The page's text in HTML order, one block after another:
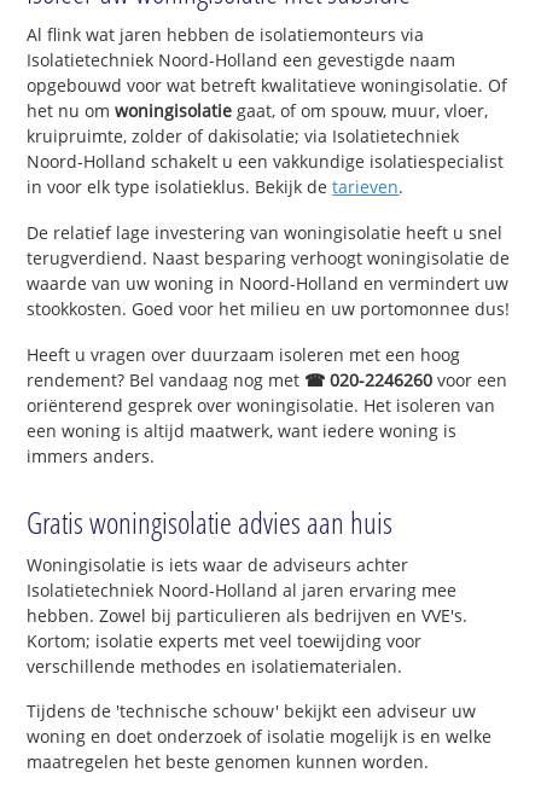
Al flink wat jaren hebben de isolatiemonteurs via
Isolatietechniek Noord-Holland een gevestigde naam
opgebouwd voor wat betreft kwalitatieve woningisolatie. Of
het nu omwoningisolatie gaat, of om spouw, muur, vloer,
kruipruimte, zolder of dakisolatie; via Isolatietechniek
Noord-Holland schakelt u een vakkundige isolatiespecialist
in voor elk type isolatieklus. Bekijk detarieven.
De relatief lage investering van woningisolatie heeft u snel
terugverdiend. Naast besparing verhoogt woningisolatie de
waarde van uw woning in Noord-Holland en vermindert uw
stookkosten. Goed voor het milieu en uw portomonnee dus!
Heeft u vragen over duurzaam isoleren met een hoog
rendement? Bel vandaag nog met ☎ 020-2246260 voor een
oriënterend gesprek over woningisolatie. Het isoleren van
een woning is altijd maatwerk, want iedere woning is
immers anders.
Gratis woningisolatie advies aan huis
Woningisolatie is iets waar de adviseurs achter
Isolatietechniek Noord-Holland al jaren ervaring mee
hebben. Zowel bij particulieren als bedrijven en VVE's.
Kortom; isolatie experts met veel toewijding voor
verschillende methodes en isolatiematerialen.
Tijdens de 'technische schouw' bekijkt een adviseur uw
woning en doet onderzoek of isolatie mogelijk is en welke
maatregelen het beste genomen kunnen worden.